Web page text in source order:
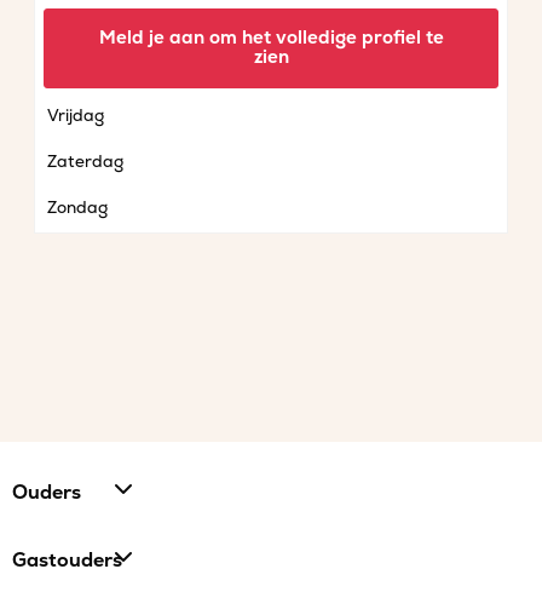
Vrijdag
Zaterdag
Zondag
Meld je aan om het volledige profiel te
zien
Ouders
Gastouders